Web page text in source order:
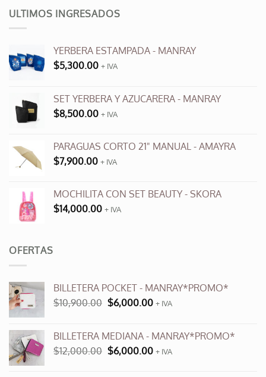
ULTIMOS INGRESADOS
YERBERA ESTAMPADA - MANRAY
$5,300.00 + IVA
SET YERBERA Y AZUCARERA - MANRAY
$8,500.00 + IVA
PARAGUAS CORTO 21" MANUAL - AMAYRA
$7,900.00 + IVA
MOCHILITA CON SET BEAUTY - SKORA
$14,000.00 + IVA
OFERTAS
BILLETERA POCKET - MANRAY*PROMO*
$10,900.00 El
era:
$10,900.00.
$6,000.00El
es:
$6,000.00.
+ IVA
BILLETERA MEDIANA - MANRAY*PROMO*
$12,000.00 El
$6,000.00El+ IVA